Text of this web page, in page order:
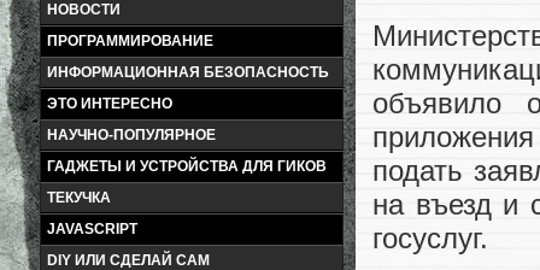
НОВОСТИ
ПРОГРАММИРОВАНИЕ
ИНФОРМАЦИОННАЯ БЕЗОПАСНОСТЬ
ЭТО ИНТЕРЕСНО
НАУЧНО-ПОПУЛЯРНОЕ
ГАДЖЕТЫ И УСТРОЙСТВА ДЛЯ ГИКОВ
ТЕКУЧКА
JAVASCRIPT
DIY ИЛИ СДЕЛАЙ САМ
объявило
подать
на въезд и
госуслуг.